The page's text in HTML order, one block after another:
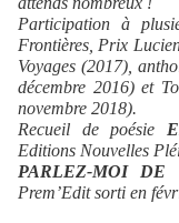
Participation à
Frontières, Prix
Voyages (2017),
décembre 2016) et
novembre 2018).
Recueil de poésie
Editions Nouvelles
PARLEZ-MOI DE
Prem’Edit sorti en